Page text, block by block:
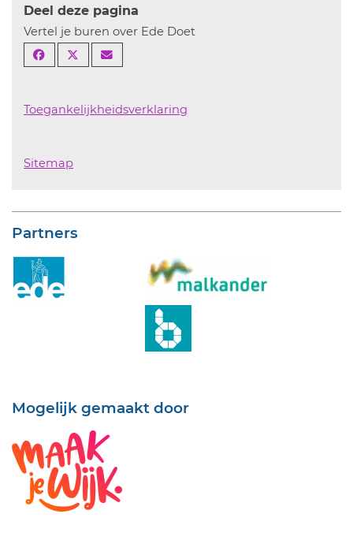
Deel deze pagina
Vertel je buren over Ede Doet
Toegankelijkheidsverklaring
Sitemap
Partners
Mogelijk gemaakt door